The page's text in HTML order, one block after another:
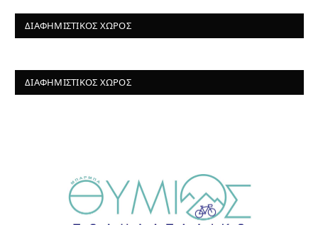
ΔΙΑΦΗΜΙΣΤΙΚΌΣ ΧΏΡΟΣ
ΔΙΑΦΗΜΙΣΤΙΚΌΣ ΧΏΡΟΣ